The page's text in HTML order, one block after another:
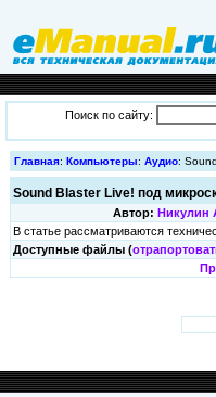
Поиск по сайту:
Главная: Компьютеры: Аудио:
Sound Blaster Live! под
Автор: Никулин
В статье рассматриваются
Доступные файлы (